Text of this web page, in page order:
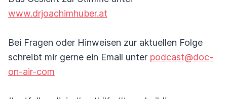
www.drjoachimhuber.at
Bei Fragen oder Hinweisen zur aktuellen Folge
schreibt mir gerne ein Email unter podcast@doc-
on-air-com